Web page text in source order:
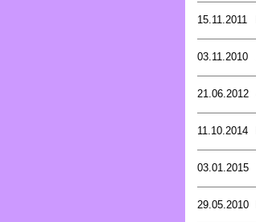
15.11.2011
03.11.2010
21.06.2012
11.10.2014
03.01.2015
29.05.2010